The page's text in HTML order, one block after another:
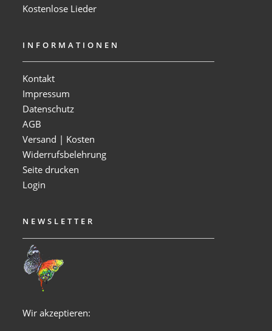
Kostenlose Lieder
INFORMATIONEN
Kontakt
Impressum
Datenschutz
AGB
Versand | Kosten
Widerrufsbelehrung
Seite drucken
Login
NEWSLETTER
Wir akzeptieren: